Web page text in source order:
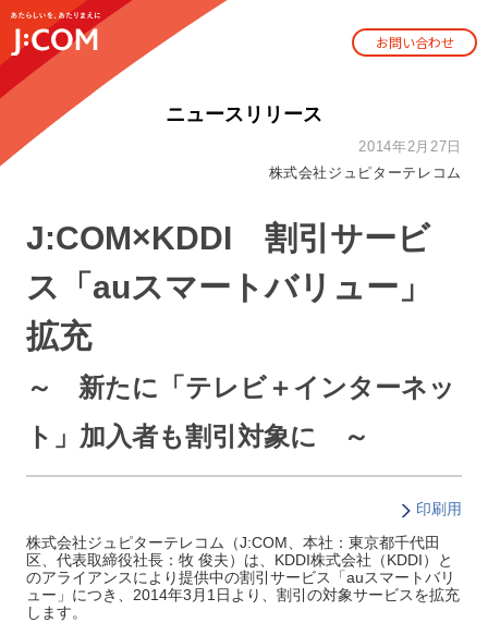
お問い合わせ
ニュースリリース
2014年2月27日
株式会社ジュピターテレコム
J:COM×KDDI 割引サービ
ス「auスマートバリュー」
拡充
～ 新たに「テレビ＋インターネッ
ト」加入者も割引対象に ～
印刷用
株式会社ジュピターテレコム（J:COM、本社：東京都千代田
区、代表取締役社長：牧 俊夫）は、KDDI株式会社（KDDI）と
のアライアンスにより提供中の割引サービス「auスマートバリ
ュー」につき、2014年3月1日より、割引の対象サービスを拡充
します。